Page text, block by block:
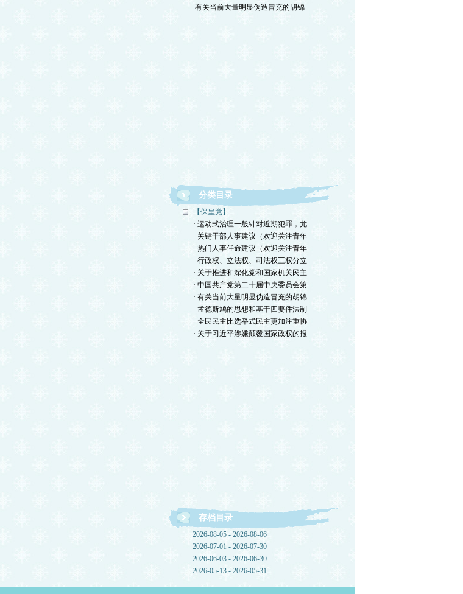
· 有关当前大量明显伪造冒充的胡锦
分类目录
【保皇党】
· 运动式治理一般针对近期犯罪，尤
· 关键干部人事建议（欢迎关注青年
· 热门人事任命建议（欢迎关注青年
· 行政权、立法权、司法权三权分立
· 关于推进和深化党和国家机关民主
· 中国共产党第二十届中央委员会第
· 有关当前大量明显伪造冒充的胡锦
· 孟德斯鸠的思想和基于四要件法制
· 全民民主比选举式民主更加注重协
· 关于习近平涉嫌颠覆国家政权的报
存档目录
2026-08-05 - 2026-08-06
2026-07-01 - 2026-07-30
2026-06-03 - 2026-06-30
2026-05-13 - 2026-05-31